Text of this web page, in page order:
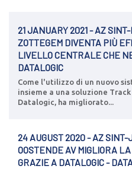
21 JANUARY 2021 - AZ
ZOTTEGEM DIVENTA PIÙ
LIVELLO CENTRALE CHE
DATALOGIC
Come l'utilizzo di un nuovo
insieme a una soluzione
Datalogic, ha migliorato...
24 AUGUST 2020 - AZ SINT-
OOSTENDE AV MIGLIORA
GRAZIE A DATALOGIC -